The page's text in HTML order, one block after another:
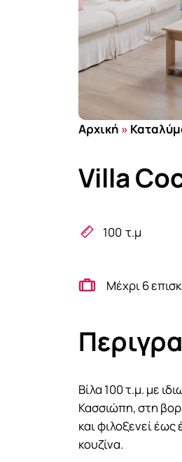
Αρχική »
Villa
100 τ.μ
Μέχρι 6
Βίλα 100 τ.μ. με
Κασσιώπη, στη
και φιλοξενεί
κουζίνα.